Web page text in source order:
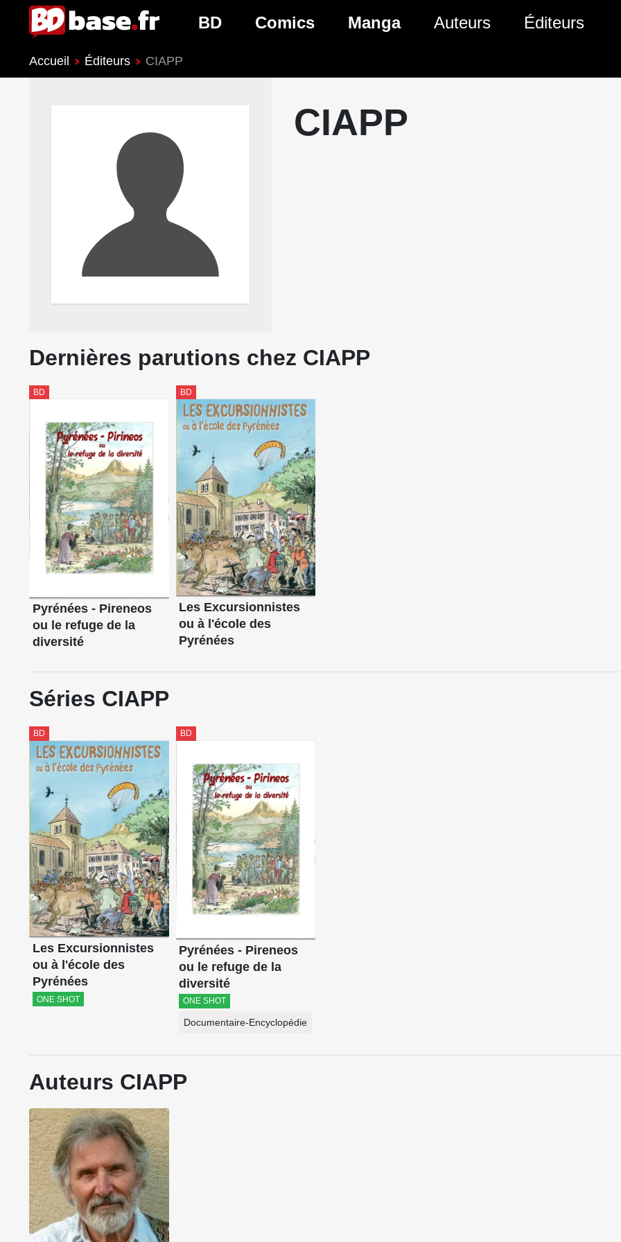
BD Comics
Genres Comics
Manga
Genres Manga
Auteurs Éditeurs
Accueil Éditeurs CIAPP
CIAPP
Dernières parutions chez CIAPP
BD
Pyrénées - Pireneos
ou le refuge de la
diversité
BD
Les Excursionnistes
ou à l'école des
Pyrénées
Séries CIAPP
BD
Les Excursionnistes
ou à l'école des
Pyrénées
ONE SHOT
BD
Pyrénées - Pireneos
ou le refuge de la
diversité
ONE SHOT
Documentaire-Encyclopédie
Auteurs CIAPP